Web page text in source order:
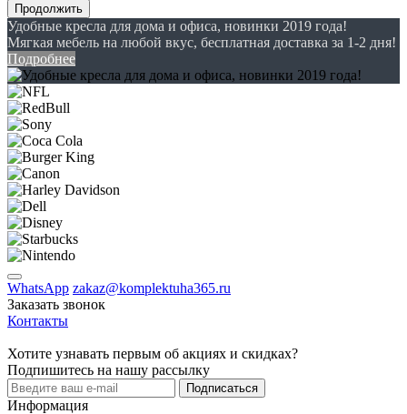
Продолжить
Удобные кресла для дома и офиса, новинки 2019 года!
Мягкая мебель на любой вкус, бесплатная доставка за 1-2 дня!
Подробнее
WhatsApp zakaz@komplektuha365.ru
Заказать звонок
Контакты
Хотите узнавать первым об акциях и скидках?
Подпишитесь на нашу рассылку
Подписаться
Информация